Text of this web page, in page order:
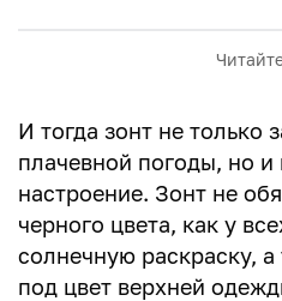
И тогда зонт не только
плачевной погоды, но и
настроение. Зонт не
черного цвета, как у
солнечную раскраску,
под цвет верхней